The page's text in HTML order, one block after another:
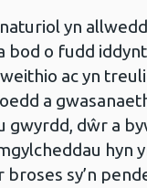
yn
o fudd
ac yn
a
gwyrdd, dŵr a
hyn
sy’n